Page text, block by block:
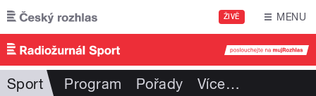
Přejít k hlavnímu obsahu
ŽIVĚ MENU
Sport Program Pořady Více…